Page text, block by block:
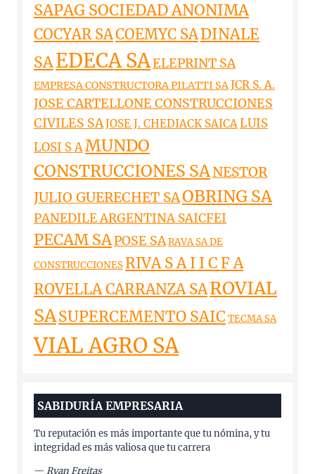
SAPAG SOCIEDAD ANONIMA
COCYAR SACOEMYC SADINALE
SAEDECA SAELEPRINT SA
EMPRESA CONSTRUCTORA PILATTI SAJCR S. A.
JOSE CARTELLONE CONSTRUCCIONES
CIVILES SAJOSE J. CHEDIACK SAICALUIS
LOSI S AMUNDO
CONSTRUCCIONES SANESTOR
JULIO GUERECHET SAOBRING SA
PANEDILE ARGENTINA SAICFEI
PECAM SAPOSE SARAVA SA DE
CONSTRUCCIONES RIVA S A I I C F A
ROVELLA CARRANZA SAROVIAL
SASUPERCEMENTO SAIC TECMA SA
VIAL AGRO SA
SABIDURÍA EMPRESARIA
Tu reputación es más importante que tu nómina, y tu
integridad es más valiosa que tu carrera
— Ryan Freitas